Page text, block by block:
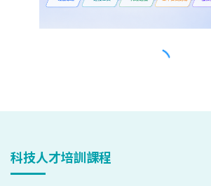
科技人才培訓課程